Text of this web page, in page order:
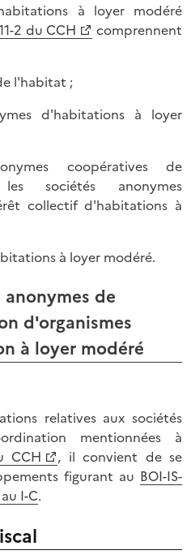
à loyer modéré
2 du CCH
comprennent
l'habitat ;
d'habitations à loyer
coopératives de
sociétés anonymes
collectif d'habitations à
à loyer modéré.
anonymes de
d'organismes
à loyer modéré
relatives aux sociétés
mentionnées à
CCH
, il convient de se
figurant au BOI-IS-
I-C.